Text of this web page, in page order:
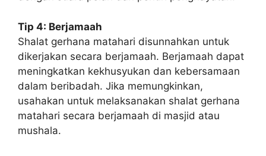
Tip 4: Berjamaah
Shalat gerhana matahari disunnahkan untuk
dikerjakan secara berjamaah. Berjamaah dapat
meningkatkan kekhusyukan dan kebersamaan
dalam beribadah. Jika memungkinkan,
usahakan untuk melaksanakan shalat gerhana
matahari secara berjamaah di masjid atau
mushala.